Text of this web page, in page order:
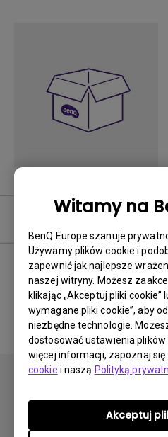
Witamy na
BenQ Europe szanuje
Używamy plików cookie i
zapewnić jak najlepsze
naszej witryny. Możesz
klikając „Akceptuj pliki cookie”
wymagane pliki cookie”, aby
niezbędne technologie.
dostosować ustawienia plików
więcej informacji, zapoznaj się
cookie i naszą Polityką
Akceptuj
Podręcznik użytkownika
Brak